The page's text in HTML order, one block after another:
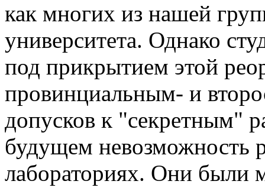
как многих из нашей
университета. Однако
под прикрытием этой
провинциальным- и
допусков к "секретным"
будущем невозможность
лабораториях. Они были